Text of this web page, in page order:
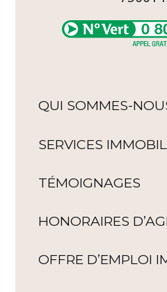
QUI SOMMES-
SERVICES
TÉMOIGNAGES
HONORAIRES
OFFRE D’EMPLOI